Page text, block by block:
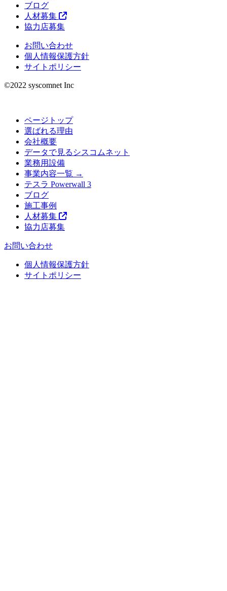
ブログ
人材募集
協力店募集
お問い合わせ
個人情報保護方針
サイトポリシー
©︎2022 syscomnet Inc
ページトップ
選ばれる理由
会社概要
データで見るシスコムネット
業務用設備
事業内容一覧 →
テスラ Powerwall 3
ブログ
施工事例
人材募集
協力店募集
お問い合わせ
個人情報保護方針
サイトポリシー